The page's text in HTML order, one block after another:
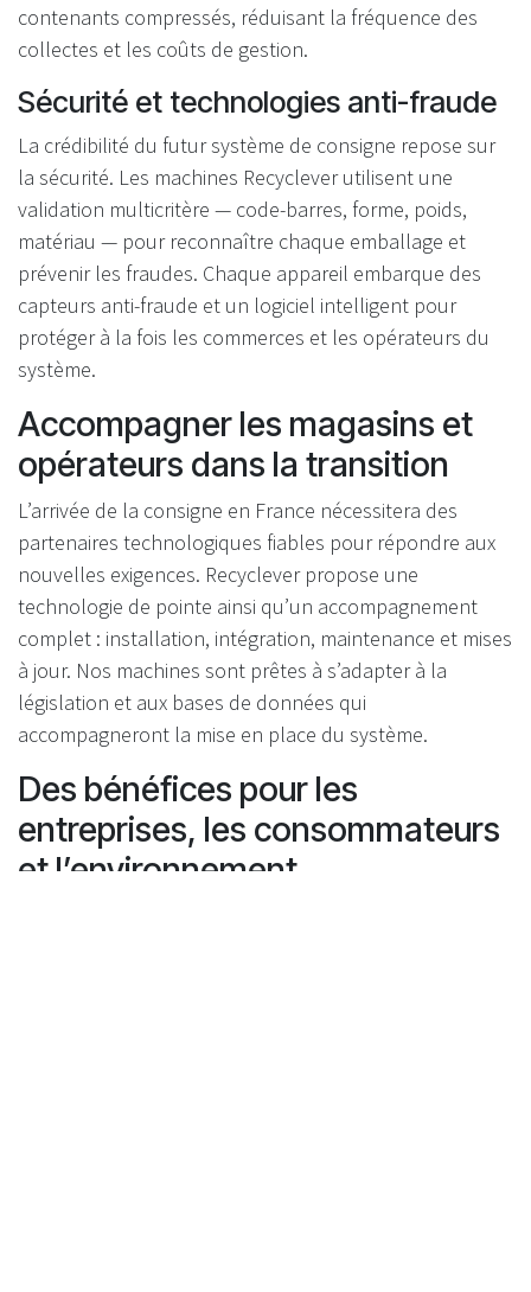
contenants compressés, réduisant la fréquence des
collectes et les coûts de gestion.
Sécurité et technologies anti-fraude
La crédibilité du futur système de consigne repose sur
la sécurité. Les machines Recyclever utilisent une
validation multicritère — code-barres, forme, poids,
matériau — pour reconnaître chaque emballage et
prévenir les fraudes. Chaque appareil embarque des
capteurs anti-fraude et un logiciel intelligent pour
protéger à la fois les commerces et les opérateurs du
système.
Accompagner les magasins et
opérateurs dans la transition
L’arrivée de la consigne en France nécessitera des
partenaires technologiques fiables pour répondre aux
nouvelles exigences. Recyclever propose une
technologie de pointe ainsi qu’un accompagnement
complet : installation, intégration, maintenance et mises
à jour. Nos machines sont prêtes à s’adapter à la
législation et aux bases de données qui
accompagneront la mise en place du système.
Des bénéfices pour les
entreprises, les consommateurs
et l’environnement